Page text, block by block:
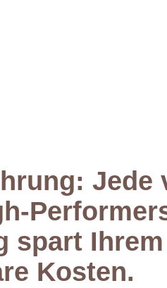
Jede
spart
Kosten.